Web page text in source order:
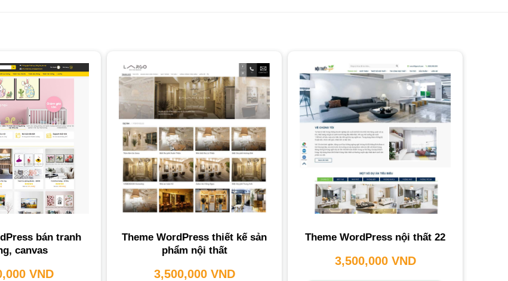
bán tranh
canvas
VND
Theme WordPress thiết kế sản
phẩm nội thất
3,500,000 VND
Theme WordPress nội thất 22
3,500,000 VND